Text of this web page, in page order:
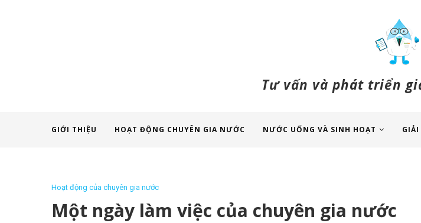
Tư vấn và phát triển
GIỚI THIỆU HOẠT ĐỘNG CHUYÊN GIA NƯỚC NƯỚC UỐNG VÀ SINH HOẠT GIẢI
Hoạt động của chuyên gia nước
Một ngày làm việc của chuyên gia nước